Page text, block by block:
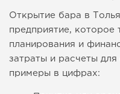
Открытие бара в
предприятие, которое
планирования и
затраты и расчеты
примеры в цифрах: